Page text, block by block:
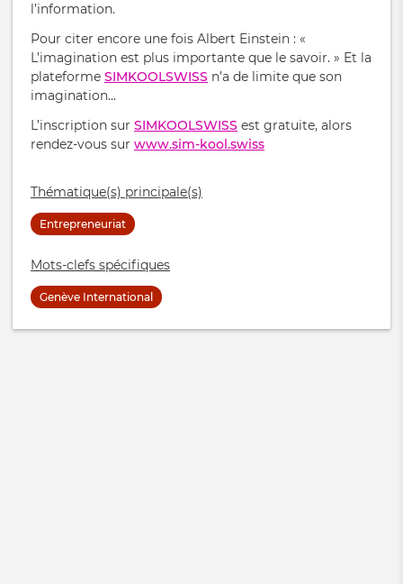
l’information.
Pour citer encore une fois Albert Einstein : «
L’imagination est plus importante que le savoir. » Et la
plateforme SIMKOOLSWISS n’a de limite que son
imagination…
L’inscription sur SIMKOOLSWISS est gratuite, alors
rendez-vous sur www.sim-kool.swiss
Thématique(s) principale(s)
Entrepreneuriat
Mots-clefs spécifiques
Genève International